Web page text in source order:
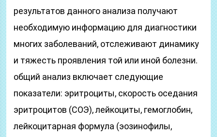
результатов данного анализа получают
необходимую информацию для диагностики
многих заболеваний, отслеживают динамику
и тяжесть проявления той или иной болезни.
общий анализ включает следующие
показатели: эритроциты, скорость оседания
эритроцитов (СОЭ), лейкоциты, гемоглобин,
лейкоцитарная формула (эозинофилы,